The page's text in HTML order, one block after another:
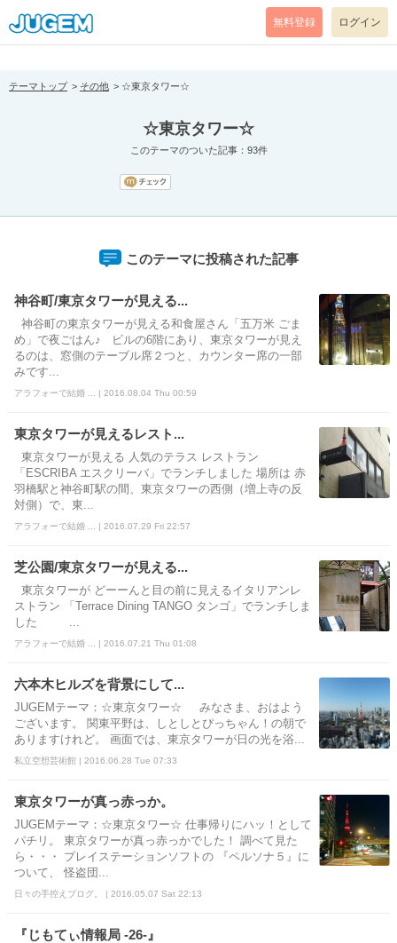
[pear_error: message="Success" code=0 mode=return level=notice
prefix="" info=""]
無料登録 ログイン
テーマトップ その他 ☆東京タワー☆
☆東京タワー☆
このテーマのついた記事：93件
このテーマに投稿された記事
神谷町/東京タワーが見える...
神谷町の東京タワーが見える和食屋さん「五万米 ごま
め」で夜ごはん♪ ビルの6階にあり、東京タワーが見え
るのは、窓側のテーブル席２つと、カウンター席の一部
みです...
アラフォーで結婚 ... | 2016.08.04 Thu 00:59
東京タワーが見えるレスト...
東京タワーが見える 人気のテラス レストラン
「ESCRIBA エスクリーバ」でランチしました 場所は 赤
羽橋駅と神谷町駅の間、東京タワーの西側（増上寺の反
対側）で、東...
アラフォーで結婚 ... | 2016.07.29 Fri 22:57
芝公園/東京タワーが見える...
東京タワーが どーーんと目の前に見えるイタリアンレ
ストラン 「Terrace Dining TANGO タンゴ」でランチしま
した ...
アラフォーで結婚 ... | 2016.07.21 Thu 01:08
六本木ヒルズを背景にして...
JUGEMテーマ：☆東京タワー☆ みなさま、おはよう
ございます。 関東平野は、しとしとぴっちゃん！の朝で
ありますけれど。 画面では、東京タワーが日の光を浴...
私立空想芸術館 | 2016.06.28 Tue 07:33
東京タワーが真っ赤っか。
JUGEMテーマ：☆東京タワー☆ 仕事帰りにハッ！として
パチリ。 東京タワーが真っ赤っかでした！ 調べて見た
ら・・・ プレイステーションソフトの 『ペルソナ５』に
ついて、 怪盗団...
日々の手控えブログ。 | 2016.05.07 Sat 22:13
『じもてぃ情報局 -26-』